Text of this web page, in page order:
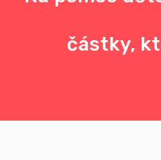
částky,